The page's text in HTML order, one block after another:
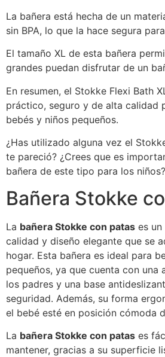
La bañera está hecha de un
sin BPA, lo que la hace segura
El tamaño XL de esta bañera
grandes puedan disfrutar de un
En resumen, el Stokke Flexi Bath
práctico, seguro y de alta calidad
bebés y niños pequeños.
¿Has utilizado alguna vez el
te pareció? ¿Crees que es
bañera de este tipo para los niños?
Bañera Stokke
La bañera Stokke con patas es
calidad y diseño elegante que se
hogar. Esta bañera es ideal para
pequeños, ya que cuenta con una
los padres y una base
seguridad. Además, su forma
el bebé esté en posición cómoda
La bañera Stokke con patas es
mantener, gracias a su superficie